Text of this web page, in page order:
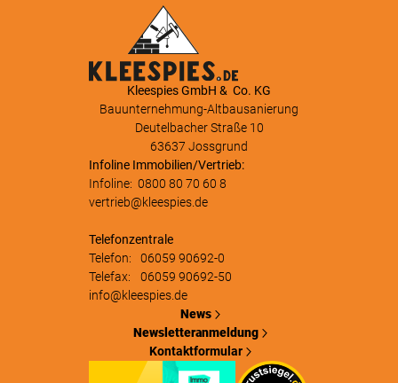
Kleespies GmbH & Co. KG
Bauunternehmung-Altbausanierung
Deutelbacher Straße 10
63637 Jossgrund
Infoline Immobilien/Vertrieb:
Infoline: 0800 80 70 60 8
vertrieb@kleespies.de
Telefonzentrale
Telefon:
06059 90692-0
Telefax:
06059 90692-50
info@kleespies.de
News
Newsletteranmeldung
Kontaktformular